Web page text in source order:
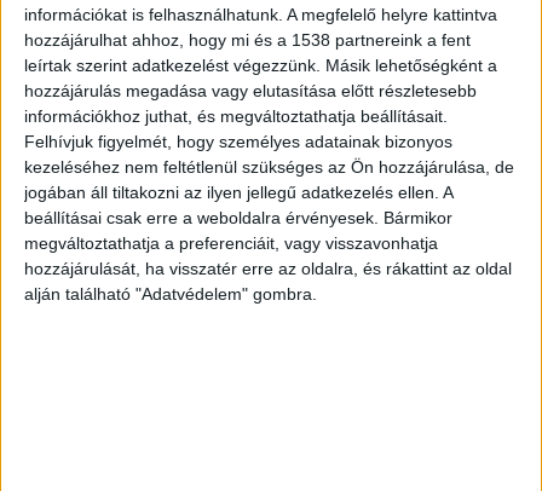
információkat is felhasználhatunk. A megfelelő helyre kattintva
hozzájárulhat ahhoz, hogy mi és a 1538 partnereink a fent
leírtak szerint adatkezelést végezzünk. Másik lehetőségként a
hozzájárulás megadása vagy elutasítása előtt részletesebb
információkhoz juthat, és megváltoztathatja beállításait.
Felhívjuk figyelmét, hogy személyes adatainak bizonyos
kezeléséhez nem feltétlenül szükséges az Ön hozzájárulása, de
jogában áll tiltakozni az ilyen jellegű adatkezelés ellen. A
beállításai csak erre a weboldalra érvényesek. Bármikor
megváltoztathatja a preferenciáit, vagy visszavonhatja
hozzájárulását, ha visszatér erre az oldalra, és rákattint az oldal
alján található "Adatvédelem" gombra.
kényszermunka megalapozott gyanúja miatt. A
házaspárnál házkutatást tartottak, ahol több
luxusautót és 120 millió forintot foglaltak le
készpénzben. A férfi, közösségi médiás
reprezentációjában mélyérzésű, keresztény,
hazafias, már-már meghatóan jó emberként
mutatkozó gyermekvédelmi szakember egyszer
már simán átment azon a kifogástalan életvitelt
ellenőrző eljáráson, amelyet a kegyelmi botrány